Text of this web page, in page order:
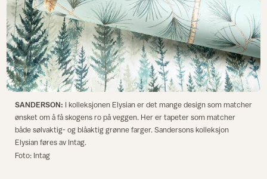
SANDERSON: I kolleksjonen Elysian er det mange design som matcher
ønsket om å få skogens ro på veggen. Her er tapeter som matcher
både sølvaktig- og blåaktig grønne farger. Sandersons kolleksjon
Elysian føres av Intag.
Foto: Intag